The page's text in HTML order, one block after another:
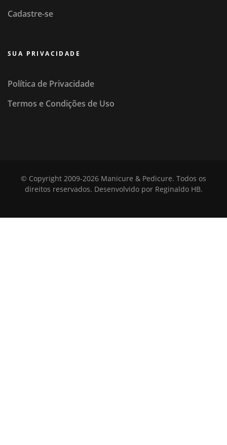
Cadastre-se
SUA PRIVACIDADE
Política de Privacidade
Termos e Condições de Uso
© Copyright 2009-2026 Manicure & Pedicure. Todos os
direitos reservados. Desenvolvido por Reginaldo HB.